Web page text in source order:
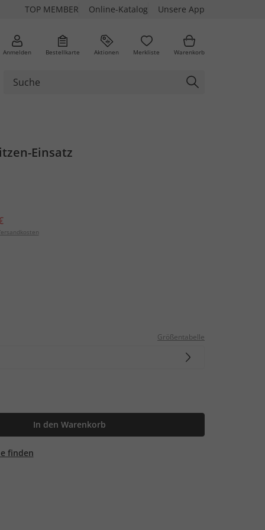
TOP MEMBER Online-Katalog Unsere App
Anmelden Bestellkarte Aktionen Merkliste Warenkorb
Einsatz
Größentabelle
In den Warenkorb
finden